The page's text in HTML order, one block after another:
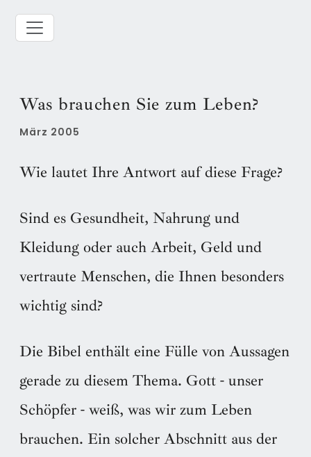
Was brauchen Sie zum Leben?
März 2005
Wie lautet Ihre Antwort auf diese Frage?
Sind es Gesundheit, Nahrung und
Kleidung oder auch Arbeit, Geld und
vertraute Menschen, die Ihnen besonders
wichtig sind?
Die Bibel enthält eine Fülle von Aussagen
gerade zu diesem Thema. Gott - unser
Schöpfer - weiß, was wir zum Leben
brauchen. Ein solcher Abschnitt aus der